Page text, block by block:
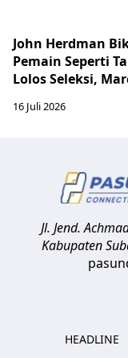
John Herdman
Pemain Seperti
Lolos Seleksi,
16 Juli 2026
Jl. Jend.
Kabupaten
HEADLINE